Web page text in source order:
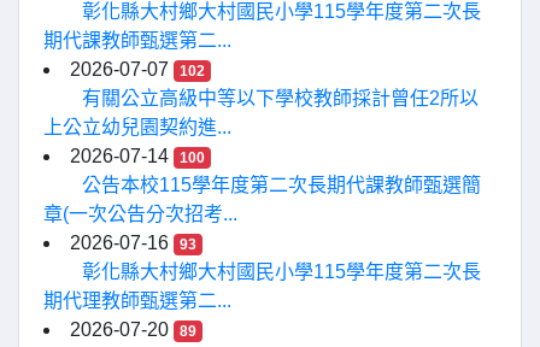
彰化縣大村鄉大村國民小學115學年度第二次長
期代課教師甄選第二...
2026-07-07
102
有關公立高級中等以下學校教師採計曾任2所以
上公立幼兒園契約進...
2026-07-14
100
公告本校115學年度第二次長期代課教師甄選簡
章(一次公告分次招考...
2026-07-16
93
彰化縣大村鄉大村國民小學115學年度第二次長
期代理教師甄選第二...
2026-07-20
89